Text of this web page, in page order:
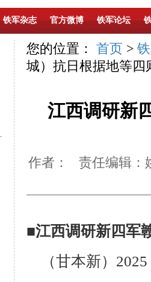
铁军杂志 官方微博 铁军论坛
您的位置： 首页 >
城）抗日根据地等四
江西调研新
作者： 责任编辑：
■江西调研新四军
（甘本新）2025